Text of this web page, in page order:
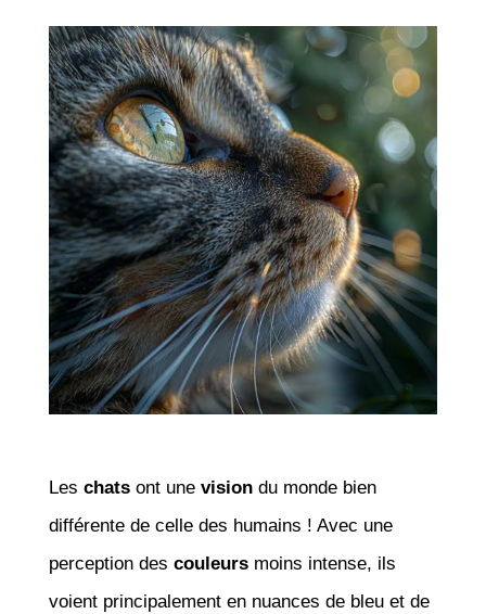
Les chatsont une visiondu monde bien
différente de celle des humains ! Avec une
perception des couleursmoins intense, ils
voient principalement en nuances de bleu et de